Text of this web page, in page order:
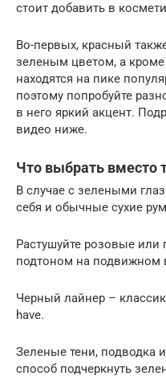
стоит добавить в
Во-первых, красный
зеленым цветом, а кроме
находятся на пике
поэтому попробуйте
в него яркий акцент.
видео ниже.
Что выбрать вместо
В случае с зелеными
себя и обычные сухие
Растушуйте розовые
подтоном на подвижном
Черный лайнер –
have.
Зеленые тени, подводка
способ подчеркнуть